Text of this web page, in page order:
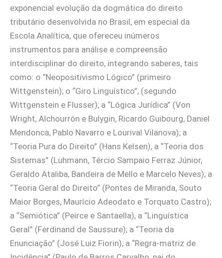
exponencial evolução da dogmática do direito
tributário desenvolvida no Brasil, em especial da
Escola Analítica, que ofereceu inúmeros
instrumentos para análise e compreensão
interdisciplinar do direito, integrando saberes, tais
como: o “Neopositivismo Lógico” (primeiro
Wittgenstein); o “Giro Linguístico”, (segundo
Wittgenstein e Flusser); a “Lógica Jurídica” (Von
Wright, Alchourrón e Bulygin, Ricardo Guibourg, Daniel
Mendonca, Pablo Navarro e Lourival Vilanova); a
“Teoria Pura do Direito” (Hans Kelsen), a “Teoria dos
Sistemas” (Luhmann, Tércio Sampaio Ferraz Júnior,
Geraldo Ataliba, Bandeira de Mello e Marcelo Neves); a
“Teoria Geral do Direito” (Pontes de Miranda, Souto
Maior Borges, Maurício Adeodato e Torquato Castro);
a “Semiótica” (Peirce e Santaella), a “Linguística
Geral” (Ferdinand de Saussure); a “Teoria da
Enunciação” (José Luiz Fiorin); a “Regra-matriz de